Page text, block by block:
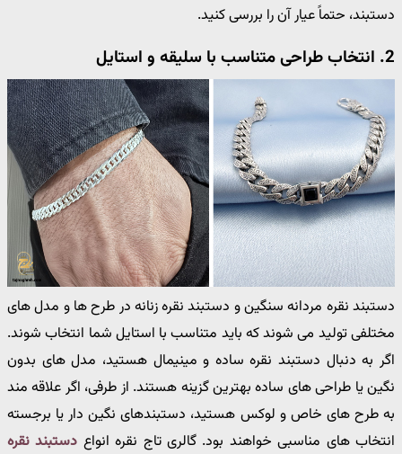
دستبند، حتماً عیار آن را بررسی کنید.
2. انتخاب طراحی متناسب با سلیقه و استایل
دستبند نقره مردانه سنگین و دستبند نقره زنانه در طرح ها و مدل های
مختلفی تولید می شوند که باید متناسب با استایل شما انتخاب شوند.
اگر به دنبال دستبند نقره ساده و مینیمال هستید، مدل های بدون
نگین یا طراحی های ساده بهترین گزینه هستند. از طرفی، اگر علاقه مند
به طرح های خاص و لوکس هستید، دستبندهای نگین دار یا برجسته
انتخاب های مناسبی خواهند بود. گالری تاج نقره انواع دستبند نقره